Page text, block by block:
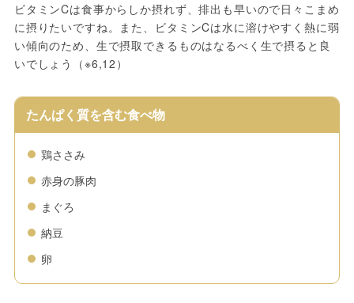
ビタミンCは食事からしか摂れず、排出も早いので日々こまめ
に摂りたいですね。また、ビタミンCは水に溶けやすく熱に弱
い傾向のため、生で摂取できるものはなるべく生で摂ると良
いでしょう（※6,12）
たんぱく質を含む食べ物
鶏ささみ
赤身の豚肉
まぐろ
納豆
卵